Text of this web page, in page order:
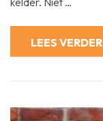
LEES VERDER